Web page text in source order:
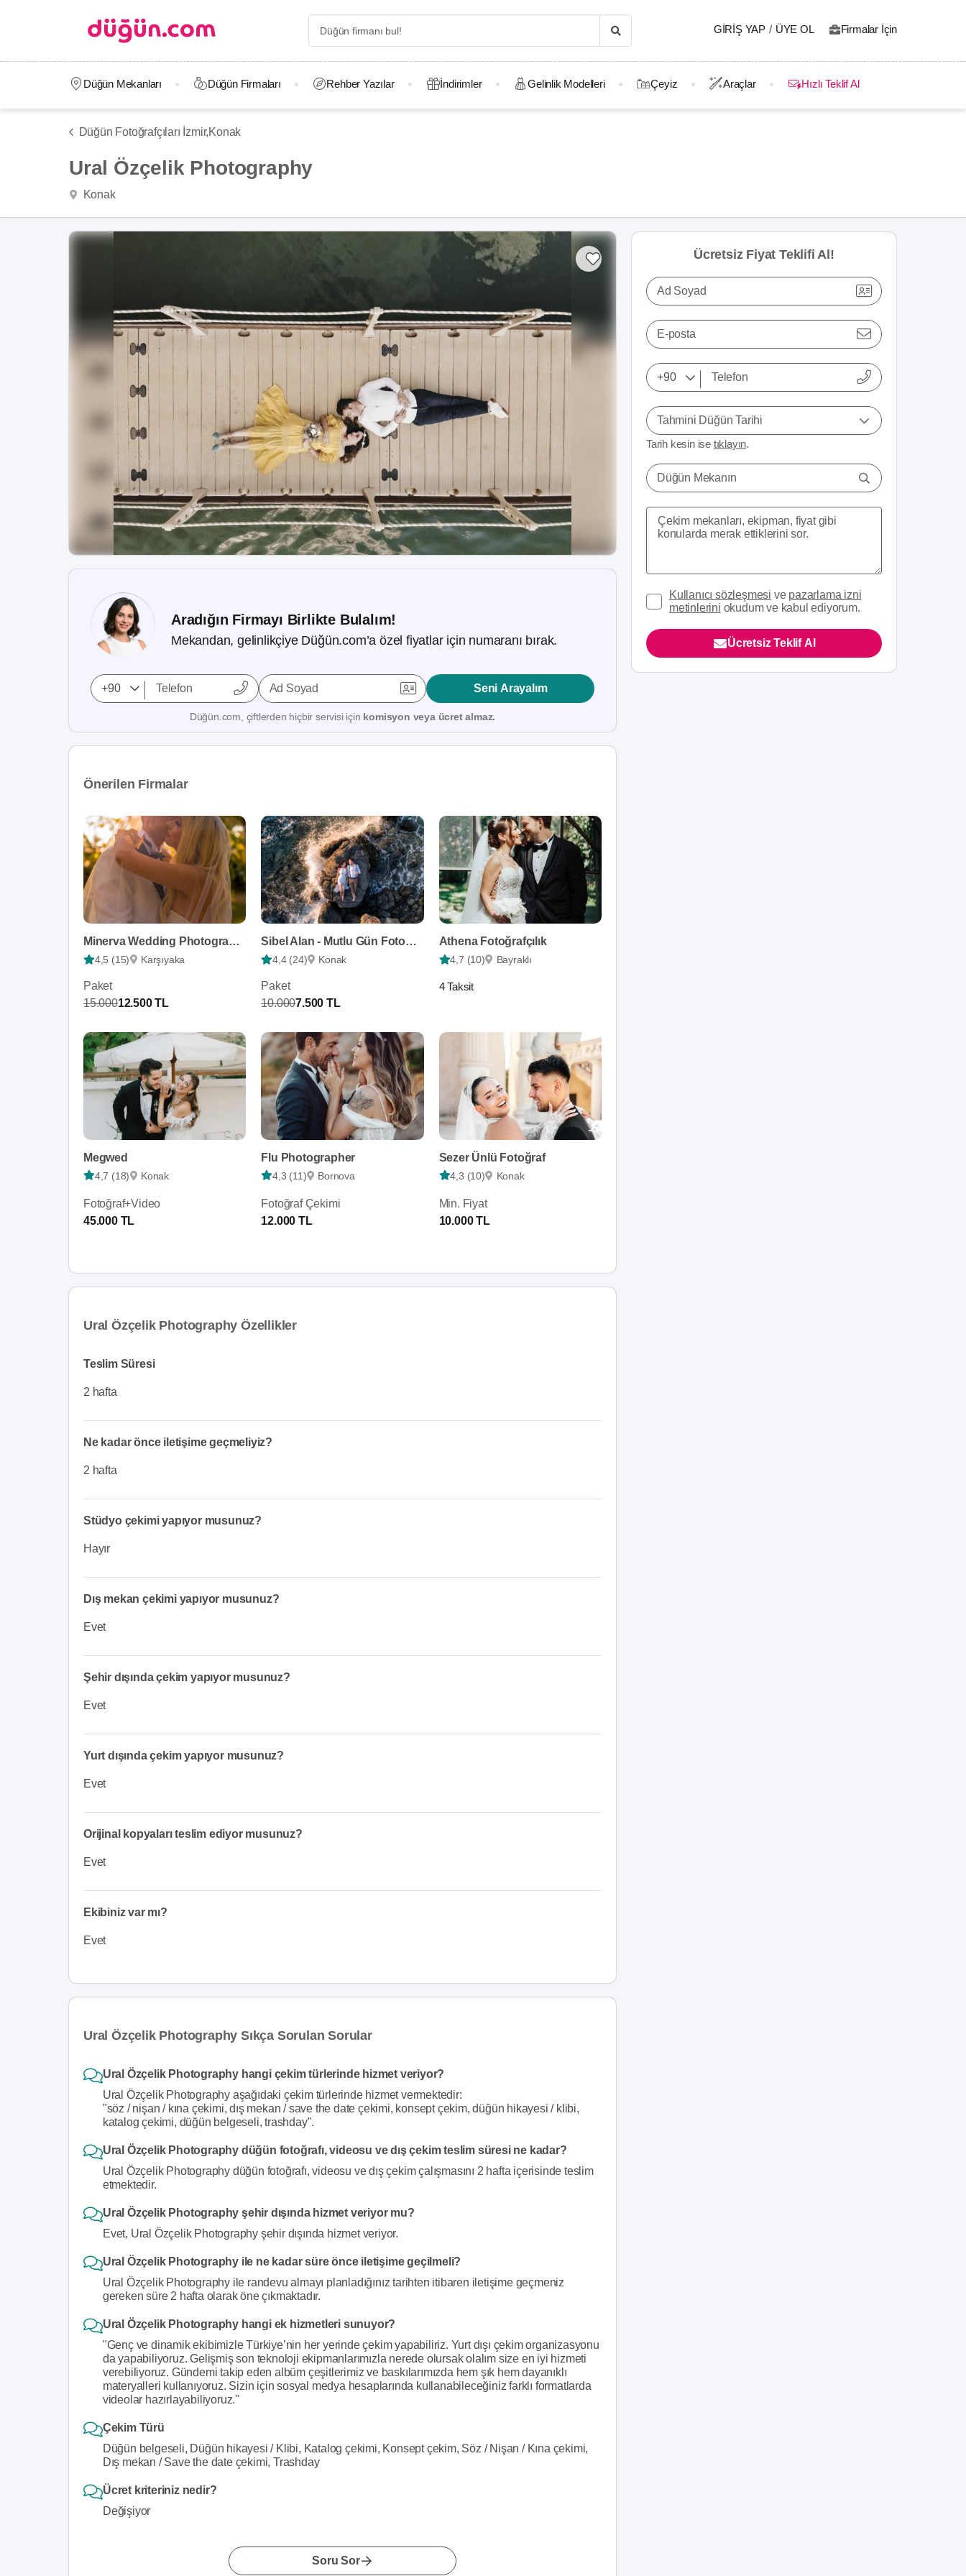
GIRIŞ YAP / ÜYE OL Firmalar İçin
Düğün Mekanları Düğün Firmaları Rehber Yazılar İndirimler Gelinlik Modelleri Çeyiz Araçlar Hızlı Teklif Al
Düğün Fotoğrafçıları İzmir,Konak
Ural Özçelik Photography
Konak
Aradığın Firmayı Birlikte Bulalım!
Mekandan, gelinlikçiye Düğün.com’a özel fiyatlar için numaranı bırak.
Ad Soyad Seni Arayalım
Düğün.com, çiftlerden hiçbir servisi için komisyon veya ücret almaz.
Önerilen Firmalar
Minerva Wedding Photography
4,5 (15) Karşıyaka
Paket
15.00012.500 TL
Sibel Alan - Mutlu Gün Fotoğrafçısı
4,4 (24) Konak
Paket
10.0007.500 TL
Athena Fotoğrafçılık
4,7 (10) Bayraklı
4 Taksit
Megwed
4,7 (18) Konak
Fotoğraf+Video
45.000 TL
Flu Photographer
4,3 (11) Bornova
Fotoğraf Çekimi
12.000 TL
Sezer Ünlü Fotoğraf
4,3 (10) Konak
Min. Fiyat
10.000 TL
Ural Özçelik Photography Özellikler
Teslim Süresi
2 hafta
Ne kadar önce iletişime geçmeliyiz?
2 hafta
Stüdyo çekimi yapıyor musunuz?
Hayır
Dış mekan çekimi yapıyor musunuz?
Evet
Şehir dışında çekim yapıyor musunuz?
Evet
Yurt dışında çekim yapıyor musunuz?
Evet
Orijinal kopyaları teslim ediyor musunuz?
Evet
Ekibiniz var mı?
Evet
Ural Özçelik Photography Sıkça Sorulan Sorular
Ural Özçelik Photography hangi çekim türlerinde hizmet veriyor?
Ural Özçelik Photography aşağıdaki çekim türlerinde hizmet vermektedir:
"söz / nişan / kına çekimi, dış mekan / save the date çekimi, konsept çekim, düğün hikayesi / klibi,
katalog çekimi, düğün belgeseli, trashday".
Ural Özçelik Photography düğün fotoğrafı, videosu ve dış çekim teslim süresi ne kadar?
Ural Özçelik Photography düğün fotoğrafı, videosu ve dış çekim çalışmasını 2 hafta içerisinde teslim
etmektedir.
Ural Özçelik Photography şehir dışında hizmet veriyor mu?
Evet, Ural Özçelik Photography şehir dışında hizmet veriyor.
Ural Özçelik Photography ile ne kadar süre önce iletişime geçilmeli?
Ural Özçelik Photography ile randevu almayı planladığınız tarihten itibaren iletişime geçmeniz
gereken süre 2 hafta olarak öne çıkmaktadır.
Ural Özçelik Photography hangi ek hizmetleri sunuyor?
"Genç ve dinamik ekibimizle Türkiye’nin her yerinde çekim yapabiliriz. Yurt dışı çekim organizasyonu
da yapabiliyoruz. Gelişmiş son teknoloji ekipmanlarımızla nerede olursak olalım size en iyi hizmeti
verebiliyoruz. Gündemi takip eden albüm çeşitlerimiz ve baskılarımızda hem şık hem dayanıklı
materyalleri kullanıyoruz. Sizin için sosyal medya hesaplarında kullanabileceğiniz farklı formatlarda
videolar hazırlayabiliyoruz."
Çekim Türü
Düğün belgeseli, Düğün hikayesi / Klibi, Katalog çekimi, Konsept çekim, Söz / Nişan / Kına çekimi,
Dış mekan / Save the date çekimi, Trashday
Ücret kriteriniz nedir?
Değişiyor
Soru Sor
Ücretsiz Fiyat Teklifi Al!
Ad Soyad
E-posta
Tahmini Düğün Tarihi
Tarih kesin ise tıklayın.
Düğün Mekanın
Kullanıcı sözleşmesi ve pazarlama izni
metinlerini okudum ve kabul ediyorum.
Ücretsiz Teklif Al